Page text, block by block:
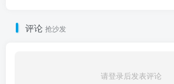
评论 抢沙发
请登录后发表评论